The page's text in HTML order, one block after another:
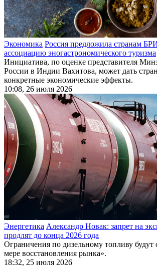
Экономика Россия предложила странам
ассоциацию эногастрономического туризма
Инициатива, по оценке представителя
России в Индии Вахитова, может дать
конкретные экономические эффекты.
10:08, 26 июля 2026
Энергетика Александр Новак: запрет на
продлят до конца 2026 года
Ограничения по дизельному топливу будут
мере восстановления рынка».
18:32, 25 июля 2026